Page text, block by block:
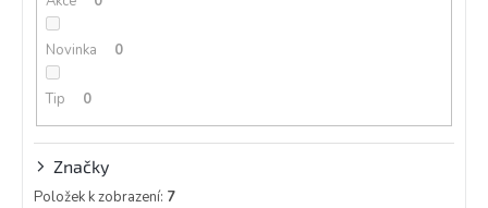
Novinka 0
Tip 0
Značky
Položek k zobrazení: 7